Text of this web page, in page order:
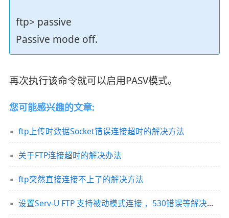
ftp> passive
Passive mode off.
再次执行该命令就可以启用PASV模式。
您可能感兴趣的文章:
ftp上传时数据Socket错误连接超时的解决方法
关于FTP连接超时的解决办法
ftp突然直接连接不上了的解决方法
设置Serv-U FTP 支持被动模式连接 ，530错误等解决办法集锦